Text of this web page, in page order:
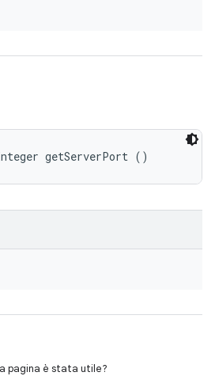
getServerPort ()
pagina è stata utile?